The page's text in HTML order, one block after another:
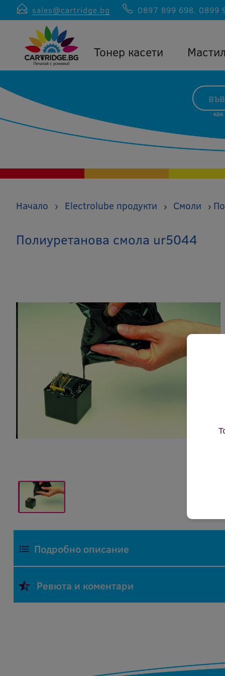
sales@cartridge.bg 0897 899 698, 0899
Тонер касети
Начало › Electrolube продукти › Смоли ›
Полиуретанова смола ur5044
Подробно описание
Ревюта и коментари